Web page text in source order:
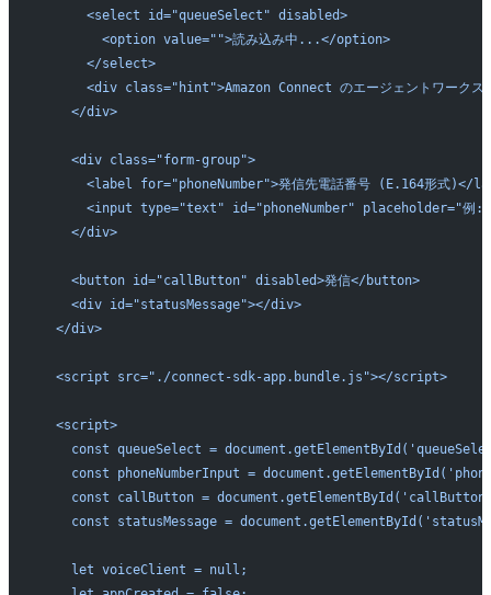
      <select id="queueSelect" disabled>
        <option value="">読み込み中...</option>
      </select>
<div class="hint">Amazon Connect のエージェントワークス
    </div>
    <div class="form-group">
<label for="phoneNumber">発信先電話番号 (E.164形式)</
<input type="text" id="phoneNumber" placeholder="例:
    </div>
    <button id="callButton" disabled>発信</button>
    <div id="statusMessage"></div>
  </div>
  <script src="./connect-sdk-app.bundle.js"></script>
  <script>
const queueSelect =
const phoneNumberInput =
const callButton =
const statusMessage =
    let voiceClient = null;